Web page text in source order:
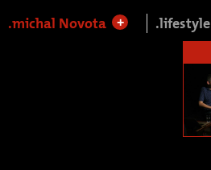
.michal Novota
+ .lifestyle